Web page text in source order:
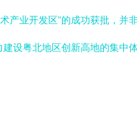
产业开发区”的成功获批，
设粤北地区创新高地的集